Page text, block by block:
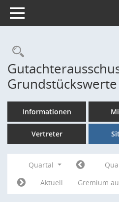
Toggle navigation
Rechercheauswahl
Informationen
Vertreter
Quartal
Aktuell
Gremium